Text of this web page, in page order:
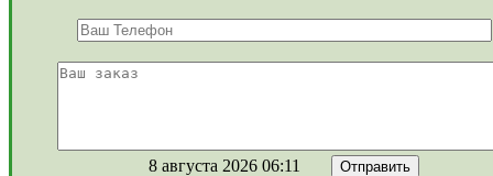
8 августа 2026 06:11